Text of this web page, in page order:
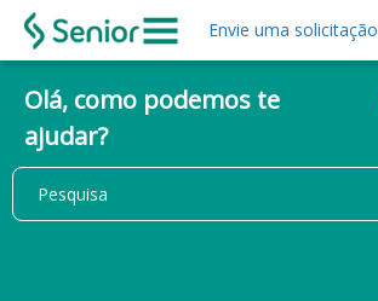
Envie uma solicitação
Olá, como podemos te
ajudar?